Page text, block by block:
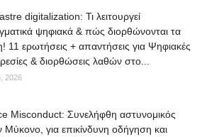
digitalization: Τι λειτουργεί
ψηφιακά & πώς διορθώνονται τα
11 ερωτήσεις + απαντήσεις για Ψηφιακές
& διορθώσεις λαθών στο...
2026
Misconduct: Συνελήφθη αστυνομικός
Μύκονο, για επικίνδυνη οδήγηση και